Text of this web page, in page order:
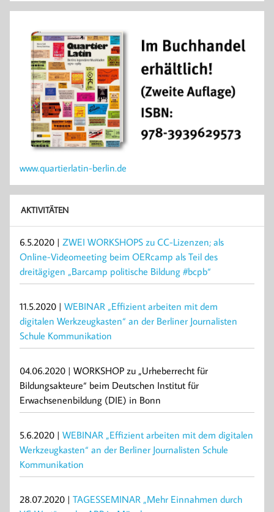
www.quartierlatin-berlin.de
AKTIVITÄTEN
6.5.2020 | ZWEI WORKSHOPS zu CC-Lizenzen; als
Online-Videomeeting beim OERcamp als Teil des
dreitägigen „Barcamp politische Bildung #bcpb“
11.5.2020 | WEBINAR „Effizient arbeiten mit dem
digitalen Werkzeugkasten“ an der Berliner Journalisten
Schule Kommunikation
04.06.2020 | WORKSHOP zu „Urheberrecht für
Bildungsakteure“ beim Deutschen Institut für
Erwachsenenbildung (DIE) in Bonn
5.6.2020 | WEBINAR „Effizient arbeiten mit dem digitalen
Werkzeugkasten“ an der Berliner Journalisten Schule
Kommunikation
28.07.2020 | TAGESSEMINAR „Mehr Einnahmen durch